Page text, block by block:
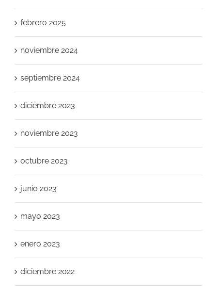
febrero 2025
noviembre 2024
septiembre 2024
diciembre 2023
noviembre 2023
octubre 2023
junio 2023
mayo 2023
enero 2023
diciembre 2022